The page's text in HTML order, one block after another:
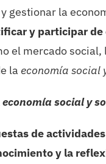
gestionar la
y participar de
el mercado
la economía social
economía social y
de
y la